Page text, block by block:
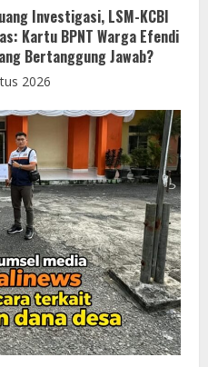
Investigasi, LSM-KCBI
Kartu BPNT Warga Efendi
Bertanggung Jawab?
2026